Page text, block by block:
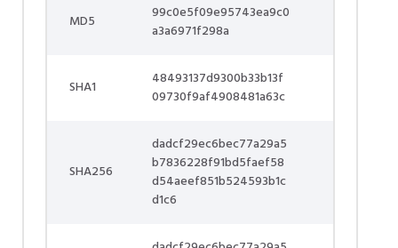
MD5
99c0e5f09e95743ea9c0
a3a6971f298a
SHA1
48493137d9300b33b13f
09730f9af4908481a63c
SHA256
dadcf29ec6bec77a29a5
b7836228f91bd5faef58
d54aeef851b524593b1c
d1c6